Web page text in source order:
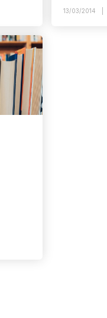
13/03/2014